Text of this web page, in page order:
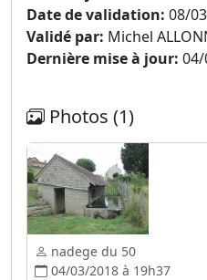
Date de validation: 08/
Validé par: Michel
Dernière mise à jour: 04/
Photos (1)
nadege du 50
04/03/2018 à 19h37